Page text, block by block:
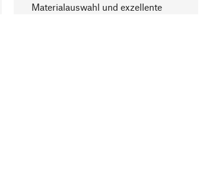
Materialauswahl und exzellente